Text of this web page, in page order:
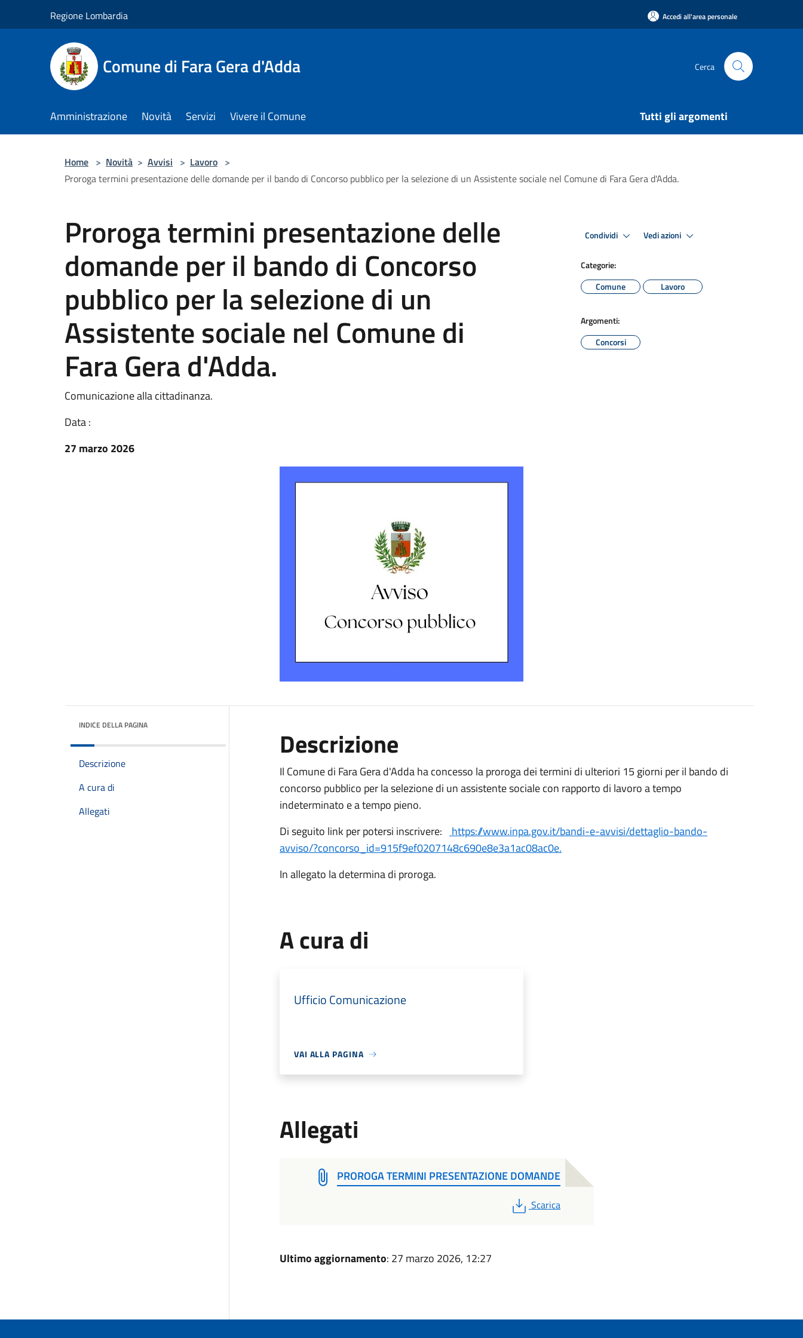
Regione Lombardia Accedi all'area personale
Comune di Fara Gera d'Adda Cerca
Amministrazione Novità Servizi Vivere il Comune Tutti gli argomenti
Home > Novità > Avvisi > Lavoro >
Proroga termini presentazione delle domande per il bando di Concorso pubblico per la selezione di un Assistente sociale nel Comune di Fara Gera d'Adda.
Proroga termini presentazione delle
domande per il bando di Concorso
pubblico per la selezione di un
Assistente sociale nel Comune di
Fara Gera d'Adda.
Comunicazione alla cittadinanza.
Data :
27 marzo 2026
Condividi Vedi azioni
Categorie:
Comune
Lavoro
Argomenti:
Concorsi
INDICE DELLA PAGINA
Descrizione
A cura di
Allegati
Descrizione
Il Comune di Fara Gera d'Adda ha concesso la proroga dei termini di ulteriori 15 giorni per il bando di
concorso pubblico per la selezione di un assistente sociale con rapporto di lavoro a tempo
indeterminato e a tempo pieno.
Di seguito link per potersi inscrivere:
https://www.inpa.gov.it/bandi-e-avvisi/dettaglio-bando-
avviso/?concorso_id=915f9ef0207148c690e8e3a1ac08ac0e.
In allegato la determina di proroga.
A cura di
Ufficio Comunicazione
VAI ALLA PAGINA
Allegati
PROROGA TERMINI PRESENTAZIONE DOMANDE
PDF
Scarica
Ultimo aggiornamento: 27 marzo 2026, 12:27